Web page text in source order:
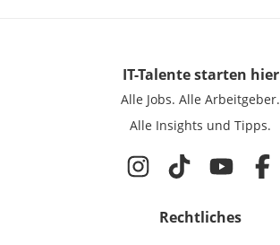
IT-Talentestarten hier
Alle Jobs. Alle Arbeitgeber.
Alle Insights und Tipps.
Rechtliches